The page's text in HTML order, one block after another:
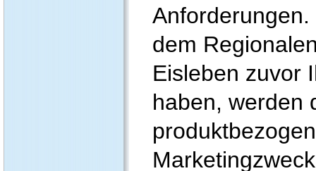
dem
Eisleben zuvor
haben, werden